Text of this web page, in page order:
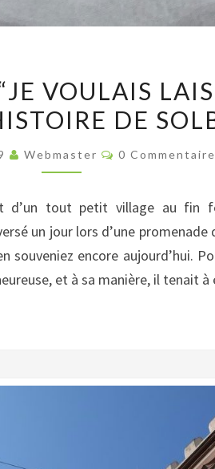
MEHL
:
VOULAIS
UNE
TRACE
DE
L’HISTOIRE
VOULAIS
DE
Webmaster Commentaires
0 Commentaire
d’un tout petit village au fin
un jour lors d’une promenade
souveniez encore aujourd’hui.
et à sa manière, il tenait à